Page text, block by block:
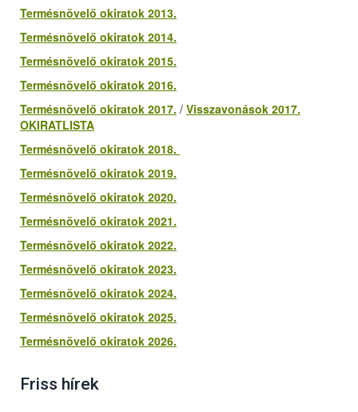
Termésnövelő okiratok 2013.
Termésnövelő okiratok 2014.
Termésnövelő okiratok 2015.
Termésnövelő okiratok 2016.
Termésnövelő okiratok 2017. / Visszavonások 2017.
OKIRATLISTA
Termésnövelő okiratok 2018.
Termésnövelő okiratok 2019.
Termésnövelő okiratok 2020.
Termésnövelő okiratok 2021.
Termésnövelő okiratok 2022.
Termésnövelő okiratok 2023.
Termésnövelő okiratok 2024.
Termésnövelő okiratok 2025.
Termésnövelő okiratok 2026.
Friss hírek